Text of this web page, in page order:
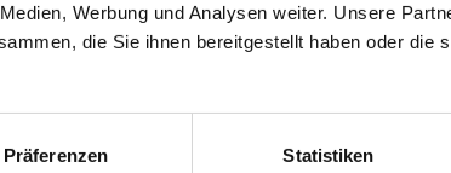
Werbung und Analysen weiter. Unsere
die Sie ihnen bereitgestellt haben oder die
Präferenzen Statistiken
die nicht kurzfristig abgestoßen
positive Rendite bei einem nur
brachten. Investitionen, die
realisiert wurden, sind entweder